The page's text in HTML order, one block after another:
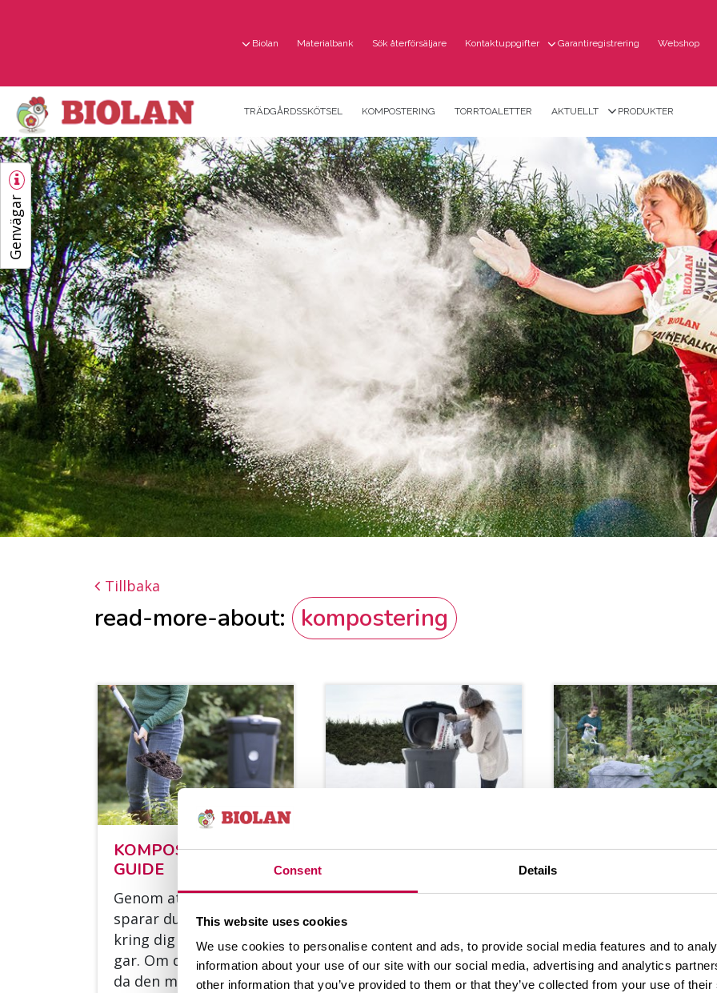
Consent Details
This website uses cookies
We use cookies to personalise content and ads, to provide social media features and to
information about your use of our site with our social media, advertising and analytics
other information that you’ve provided to them or that they’ve collected from your use of
Genvägar
Biolan Materialbank Sök återförsäljare Kontaktuppgifter Garantiregistrering Webshop
TRÄDGÅRDSSKÖTSEL KOMPOSTERING TORRTOALETTER AKTUELLT PRODUKTER
Tillbaka
read-more-about: kompostering
KOM­POS­TE­RINGS­
GUI­DE
Ge­nom att kom­pos­te­ra
spa­rar du na­tu­ren om­
kring dig och även pen­
gar. Om du kan an­vän­
da den myl­la som ...
KOM­POS­TE­RING PÅ
Vad är kom­pos­te­ring?
Kom­pos­tens grund­be­
hov Vad kan man/​kan
man inte läg­ga i kom­
pos­ten ...
VAD ÄR
Vad är
hov Vad kan man/​kan
man inte läg­ga i
pos­ten ...